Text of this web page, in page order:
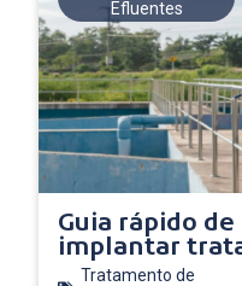
Efluentes
Guia rápido
implantar
Tratamento de